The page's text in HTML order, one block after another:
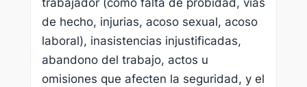
trabajador (como falta de probidad, vías
de hecho, injurias, acoso sexual, acoso
laboral), inasistencias injustificadas,
abandono del trabajo, actos u
omisiones que afecten la seguridad, y el